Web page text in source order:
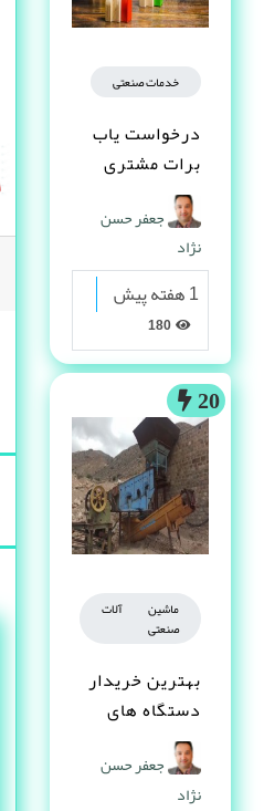
خدمات صنعتی
درخواست یاب
برات مشتری
پیدا می کنه
جعفر حسن
نژاد
1 هفته پیش
20
ماشین آلات
صنعتی
بهترین خریدار
دستگاه های
دست دوم
صنعتی کیست ؟
جعفر حسن
نژاد